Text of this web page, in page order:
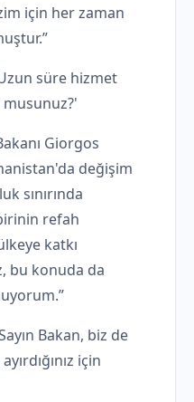
için her zaman
süre hizmet
Giorgos
değişim
sınırında
refah
katkı
bu konuda da
Bakan, biz de
için